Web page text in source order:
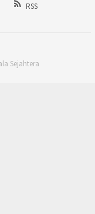
RSS
Sejahtera